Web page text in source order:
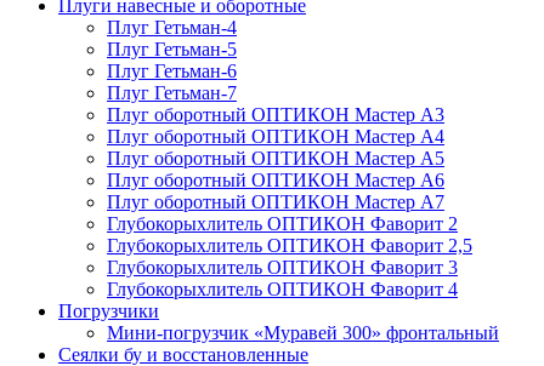
Плуги навесные и оборотные
Плуг Гетьман-4
Плуг Гетьман-5
Плуг Гетьман-6
Плуг Гетьман-7
Плуг оборотный ОПТИКОН Мастер А3
Плуг оборотный ОПТИКОН Мастер А4
Плуг оборотный ОПТИКОН Мастер А5
Плуг оборотный ОПТИКОН Мастер А6
Плуг оборотный ОПТИКОН Мастер А7
Глубокорыхлитель ОПТИКОН Фаворит 2
Глубокорыхлитель ОПТИКОН Фаворит 2,5
Глубокорыхлитель ОПТИКОН Фаворит 3
Глубокорыхлитель ОПТИКОН Фаворит 4
Погрузчики
Мини-погрузчик «Муравей 300» фронтальный
Сеялки бу и восстановленные